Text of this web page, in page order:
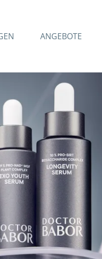
ANGEBOTE